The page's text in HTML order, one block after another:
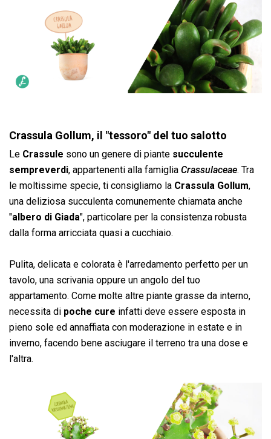
Crassula Gollum, il "tessoro" del tuo salotto
Le Crassule sono un genere di piante succulente
sempreverdi, appartenenti alla famiglia Crassulaceae. Tra
le moltissime specie, ti consigliamo la Crassula Gollum,
una deliziosa succulenta comunemente chiamata anche
"albero di Giada", particolare per la consistenza robusta
dalla forma arricciata quasi a cucchiaio.
Pulita, delicata e colorata è l'arredamento perfetto per un
tavolo, una scrivania oppure un angolo del tuo
appartamento. Come molte altre piante grasse da interno,
necessita di poche cure infatti deve essere esposta in
pieno sole ed annaffiata con moderazione in estate e in
inverno, facendo bene asciugare il terreno tra una dose e
l'altra.